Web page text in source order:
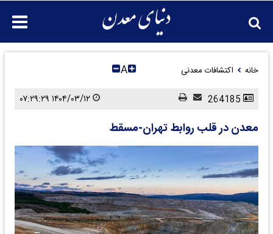
خانه اکتشافات معدنی A
معدن در قلب روابط تهران-مسقط